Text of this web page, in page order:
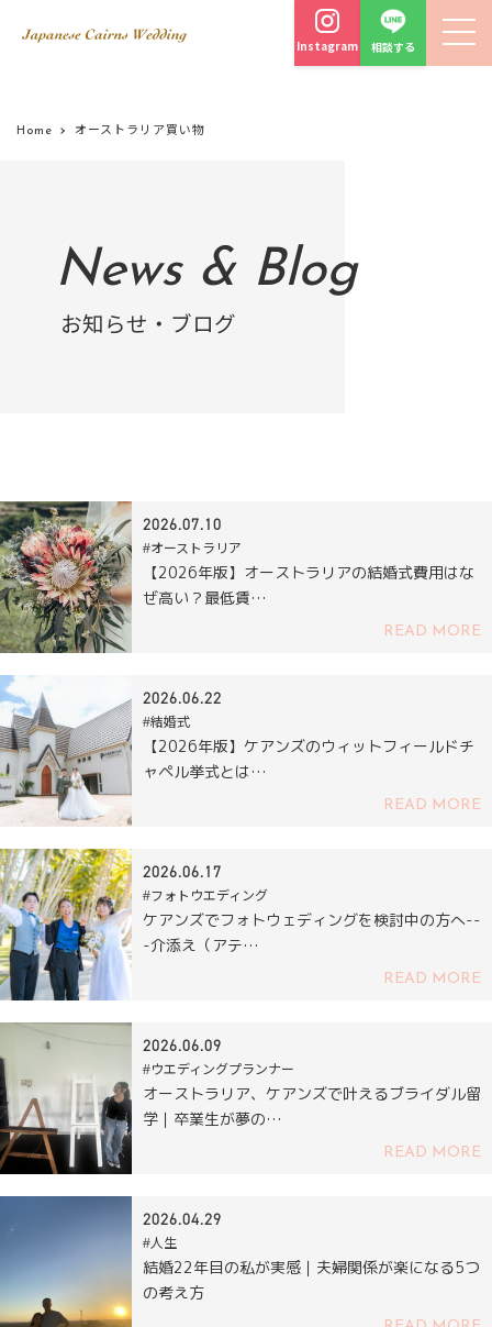
Instagram 相談する
Home オーストラリア買い物
News & Blog
お知らせ・ブログ
2026.07.10
#オーストラリア
【2026年版】オーストラリアの結婚式費用はな
ぜ高い？最低賃…
READ MORE
2026.06.22
#結婚式
【2026年版】ケアンズのウィットフィールドチ
ャペル挙式とは…
READ MORE
2026.06.17
#フォトウエディング
ケアンズでフォトウェディングを検討中の方へ--
-介添え（アテ…
READ MORE
2026.06.09
#ウエディングプランナー
オーストラリア、ケアンズで叶えるブライダル留
学｜卒業生が夢の…
READ MORE
2026.04.29
#人生
結婚22年目の私が実感｜夫婦関係が楽になる5つ
の考え方